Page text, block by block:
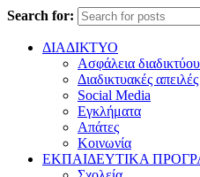
Search for:
ΔΙΑΔΙΚΤΥΟ
Ασφάλεια διαδικτύου
Διαδικτυακές απειλές
Social Media
Εγκλήματα
Απάτες
Κοινωνία
ΕΚΠΑΙΔΕΥΤΙΚΑ